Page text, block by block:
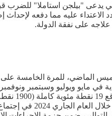
"بيلجن استاملا" للضرب
عليه مما دفعه
علاجه على نفقة الدولة.